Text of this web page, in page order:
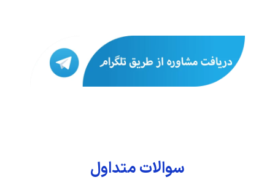
سوالات متداول